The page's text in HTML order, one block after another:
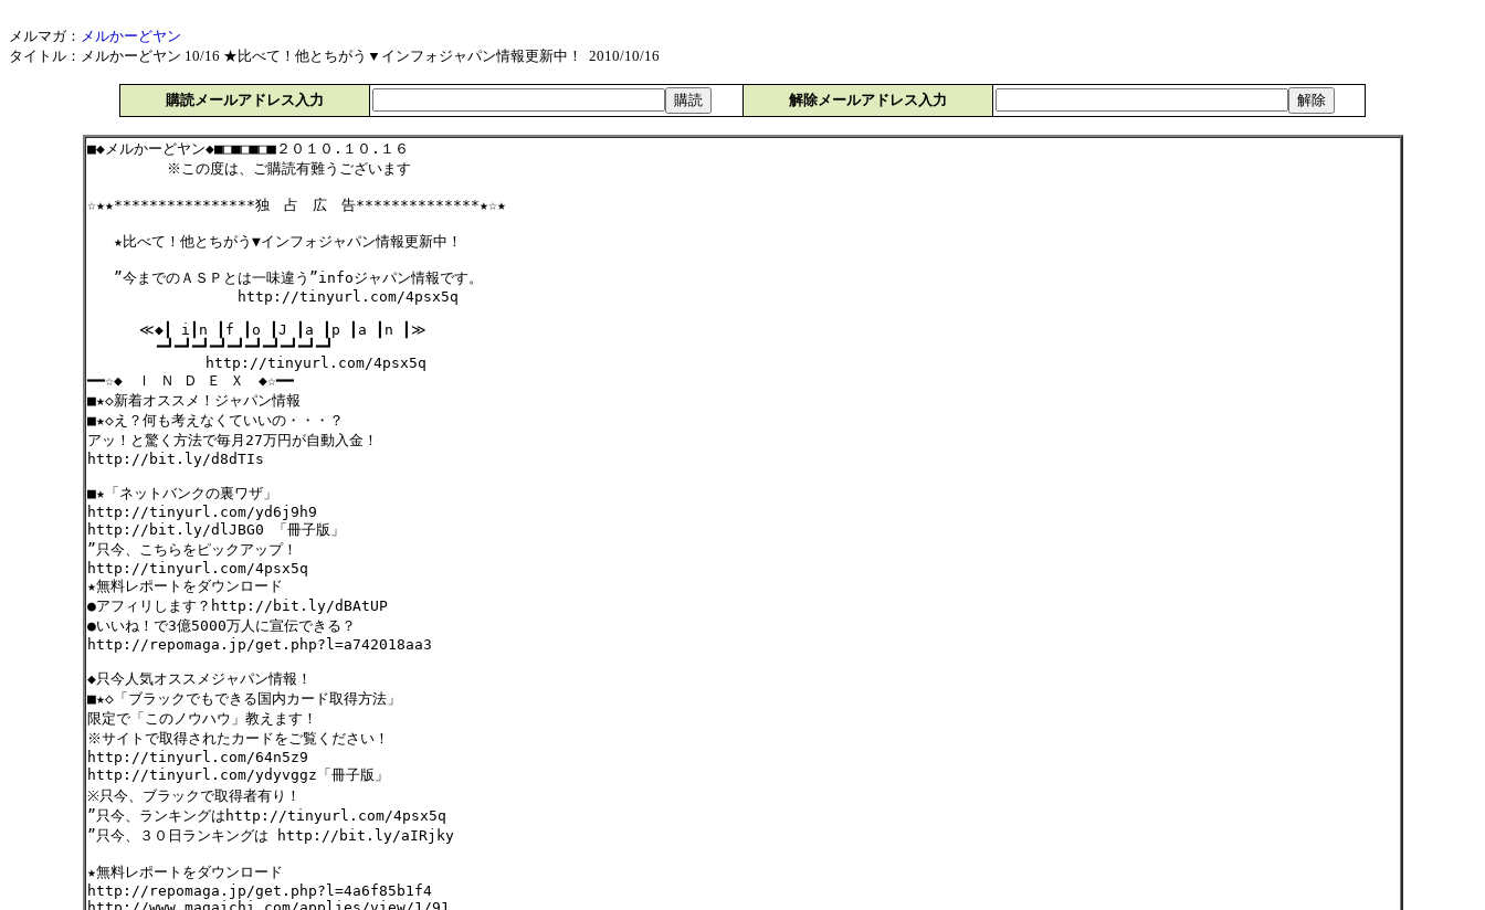
メルマガ： メルかーどヤン
タイトル：メルかーどヤン 10/16 ★比べて！他とちがう▼インフォジャパン情報更新中！ 2010/10/16
購読メールアドレス入力 解除メールアドレス入力
■◆メルかーどヤン◆■□■□■□■２０１０.１０.１６
※この度は、ご購読有難うございます
☆★★****************独 占 広 告**************★☆★
★比べて！他とちがう▼インフォジャパン情報更新中！
”今までのＡＳＰとは一味違う”infoジャパン情報です。
http://tinyurl.com/4psx5q
≪◆┃ i┃n ┃f ┃o ┃J ┃a ┃p ┃a ┃n ┃≫
━┛━┛━┛━┛━┛━┛━┛━┛━┛━┛
http://tinyurl.com/4psx5q
━━☆◆ Ｉ Ｎ Ｄ Ｅ Ｘ ◆☆━━
■★◇新着オススメ！ジャパン情報
■★◇え？何も考えなくていいの・・・？
アッ！と驚く方法で毎月27万円が自動入金！
http://bit.ly/d8dTIs
■★「ネットバンクの裏ワザ」
http://tinyurl.com/yd6j9h9
http://bit.ly/dlJBG0 「冊子版」
”只今、こちらをピックアップ！
http://tinyurl.com/4psx5q
★無料レポートをダウンロード
●アフィリします？http://bit.ly/dBAtUP
●いいね！で3億5000万人に宣伝できる？
http://repomaga.jp/get.php?l=a742018aa3
◆只今人気オススメジャパン情報！
■★◇「ブラックでもできる国内カード取得方法」
限定で「このノウハウ」教えます！
※サイトで取得されたカードをご覧ください！
http://tinyurl.com/64n5z9
http://tinyurl.com/ydyvggz「冊子版」
※只今、ブラックで取得者有り！
”只今、ランキングはhttp://tinyurl.com/4psx5q
”只今、３０日ランキングは http://bit.ly/aIRjky
★無料レポートをダウンロード
http://repomaga.jp/get.php?l=4a6f85b1f4